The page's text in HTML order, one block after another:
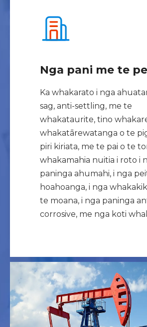
Nga pani me te
Ka whakarato i nga
sag, anti-settling, me te
whakataurite, tino
whakatārewatanga o te
piri kiriata, me te pai o te
whakamahia nuitia i roto i
paninga ahumahi, i nga
hoahoanga, i nga
te moana, i nga paninga
corrosive, me nga koti